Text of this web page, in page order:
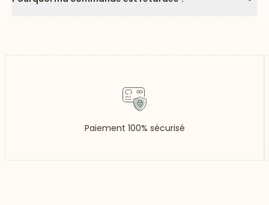
Paiement 100% sécurisé